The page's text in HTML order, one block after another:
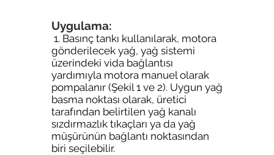
Uygulama:
1. Basınç tankı kullanılarak, motora
gönderilecek yağ, yağ sistemi
üzerindeki vida bağlantısı
yardımıyla motora manuel olarak
pompalanır (Şekil 1 ve 2). Uygun yağ
basma noktası olarak, üretici
tarafından belirtilen yağ kanalı
sızdırmazlık tıkaçları ya da yağ
müşürünün bağlantı noktasından
biri seçilebilir.